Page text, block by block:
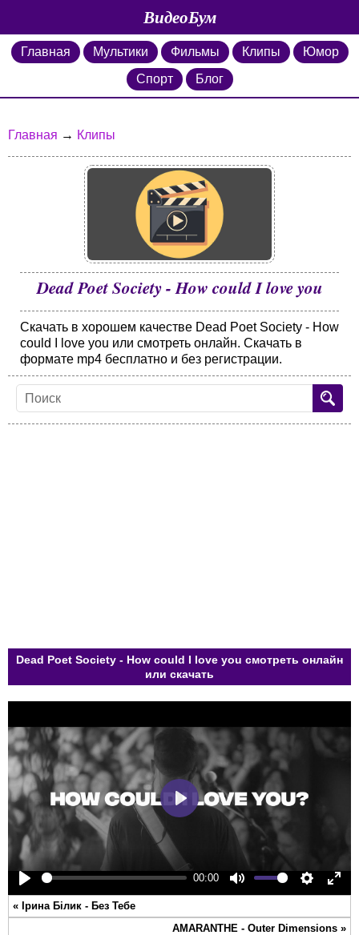
ВидеоБум
Главная Мультики Фильмы Клипы
Юмор
Спорт
Блог
Главная → Клипы
Dead Poet Society - How could I love you
Скачать в хорошем качестве Dead Poet Society - How
could I love you или смотреть онлайн. Скачать в
формате mp4 бесплатно и без регистрации.
Dead Poet Society - How could I love you смотреть онлайн
или скачать
Play
00:00
Mute Settings
Play
« Ірина Білик - Без Тебе
AMARANTHE - Outer Dimensions »